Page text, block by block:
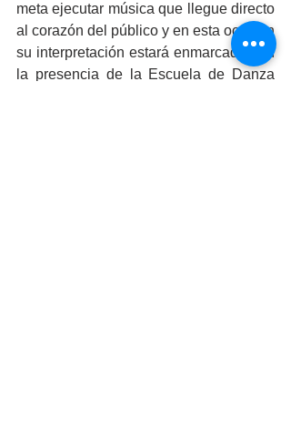
meta ejecutar música que llegue directo
al corazón del público y en esta ocasión
su interpretación estará enmarcada con
la presencia de la Escuela de Danza